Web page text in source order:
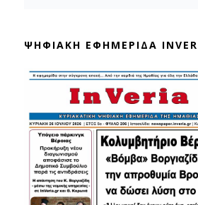
ΨΗΦΙΑΚΗ ΕΦΗΜΕΡΙΔΑ